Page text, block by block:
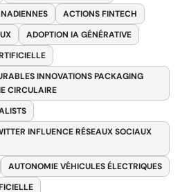
ACTIONS FINTECH
ADOPTION IA GÉNÉRATIVE
INNOVATIONS PACKAGING
CIRCULAIRE
INFLUENCE RÉSEAUX SOCIAUX
AUTONOMIE VÉHICULES ÉLECTRIQUES